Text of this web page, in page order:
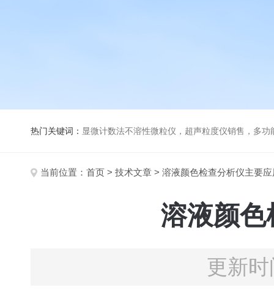
热门关键词： 显微计数法不溶性微粒仪，超声粒度仪销售，多功能超声粒度分析仪，粒度及
当前位置： 首页 > 技术文章 > 溶液颜色检查分析仪主要
溶液颜色
更新